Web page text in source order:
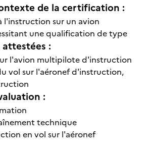
de la certification :
l'instruction sur un avion
une qualification de type
:
l'avion multipilote d'instruction
vol sur l'aéronef d'instruction,
:
technique
en vol sur l'aéronef